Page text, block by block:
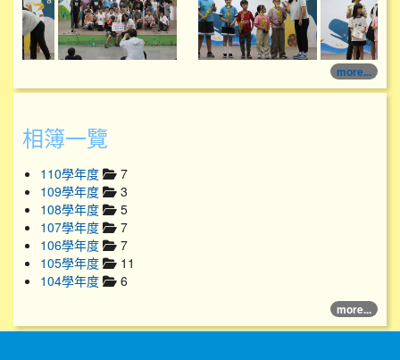
more...
相簿一覽
110學年度
7
109學年度
3
108學年度
5
107學年度
7
106學年度
7
105學年度
11
104學年度
6
more...